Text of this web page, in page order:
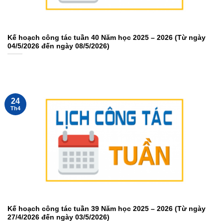
Kế hoạch công tác tuần 40 Năm học 2025 – 2026 (Từ ngày
04/5/2026 đến ngày 08/5/2026)
Kế hoạch công tác tuần 39 Năm học 2025 – 2026 (Từ ngày
27/4/2026 đến ngày 03/5/2026)
24
Th4